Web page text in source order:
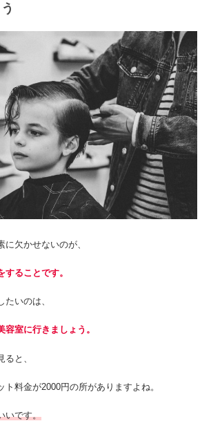
欠かせないのが、
ることです。
いのは、
室に行きましょう。
と、
料金が2000円の所がありますよね。
いです。